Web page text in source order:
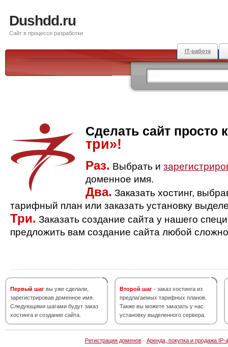
Dushdd.ru
Сайт в процессе разработки
IT-работа
Сделать сайт просто
три»!
Раз. Выбрать и
доменное имя.
Два. Заказать хостинг,
тарифный план или заказать установку
Три. Заказать создание сайта у нашего
предложить вам создание сайта любой
Первый шаг вы уже сделали,
зарегистрировав доменное имя.
Следующими шагами будут заказ
хостинга и создание сайта.
Второй шаг - заказ хостинга из
предлагаемых тарифных планов.
Также вы можете заказать у нас
установку выделенного сервера.
Регистрация доменов· Аренда, покупка и продажа IP-